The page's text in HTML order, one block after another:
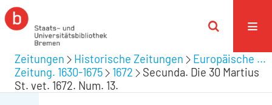
Zeitungen Historische Zeitungen
Europäische ...
Zeitung. 1630-1675
1672
Secunda. Die 30 Martius
St. vet. 1672. Num. 13.